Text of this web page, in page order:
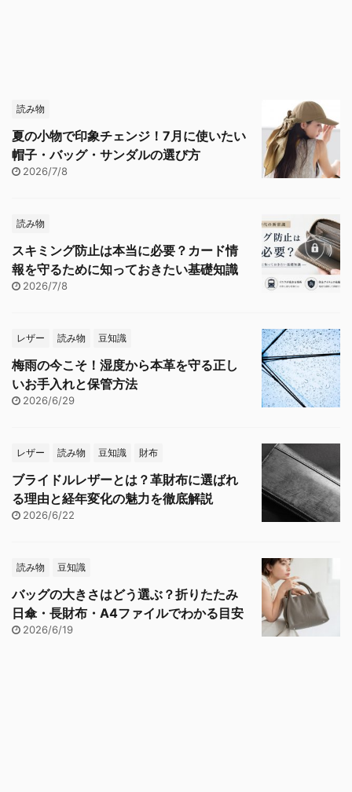
読み物
夏の小物で印象チェンジ！7月に使いたい
帽子・バッグ・サンダルの選び方
2026/7/8
読み物
スキミング防止は本当に必要？カード情
報を守るために知っておきたい基礎知識
2026/7/8
レザー 読み物 豆知識
梅雨の今こそ！湿度から本革を守る正し
いお手入れと保管方法
2026/6/29
レザー 読み物 豆知識 財布
ブライドルレザーとは？革財布に選ばれ
る理由と経年変化の魅力を徹底解説
2026/6/22
読み物 豆知識
バッグの大きさはどう選ぶ？折りたたみ
日傘・長財布・A4ファイルでわかる目安
2026/6/19